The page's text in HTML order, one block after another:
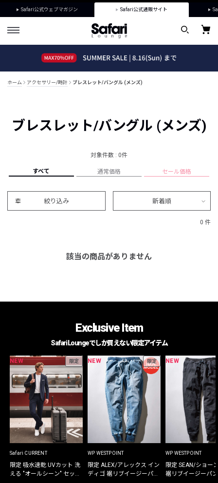
Safari公式ウェブマガジン Safari公式通販サイト
ホーム アクセサリー/時計 ブレスレット/バングル (メンズ)
ブレスレット/バングル (メンズ)
対象件数 : 0件
すべて 通常価格 セール価格
絞り込み 新着順
0 件
該当の商品がありません
Exclusive Item
Safari Loungeでしか買えない限定アイテム
NEW 限定
Safari CURRENT
限定 吸水速乾 UVカット 洗
える "オールシーン" セット
NEW 限定
WP WESTPOINT
限定 ALEX/アレックス イン
ディゴ 裾リブイージーパン
NEW
WP WESTPOINT
限定 SEAN/ショー
裾リブイージーパ